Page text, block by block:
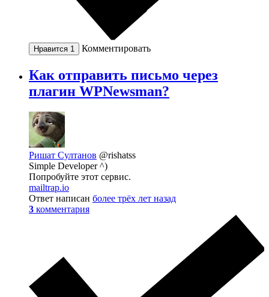
Нравится 1 Комментировать
Как отправить письмо через
плагин WPNewsman?
Ришат Султанов @rishatss
Simple Developer ^)
Попробуйте этот сервис.
mailtrap.io
Ответ написан более трёх лет назад
3 комментария